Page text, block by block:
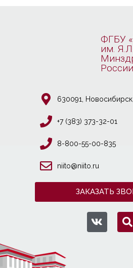
ФГБУ
им.
России
630091,
+7 (383) 373-32-01
8-800-55-00-835
niito@niito.ru
ЗАКАЗАТЬ